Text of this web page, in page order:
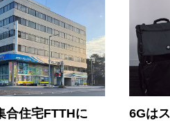
合住宅FTTHに
6Gは